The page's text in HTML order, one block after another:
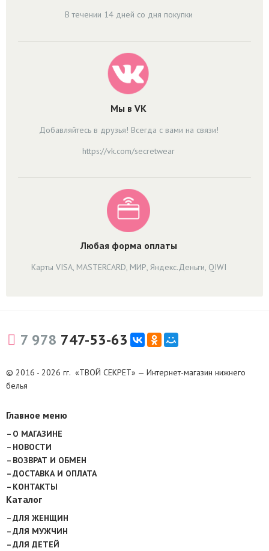
В течении 14 дней со дня покупки
Мы в VK
Добавляйтесь в друзья! Всегда с вами на связи!
https://vk.com/secretwear
Любая форма оплаты
Карты VISA, MASTERCARD, МИР, Яндекс.Деньги, QIWI
7 978 747-53-63
© 2016 - 2026 гг. «ТВОЙ СЕКРЕТ» — Интернет-магазин нижнего
белья
Главное меню
О МАГАЗИНЕ
НОВОСТИ
ВОЗВРАТ И ОБМЕН
ДОСТАВКА И ОПЛАТА
КОНТАКТЫ
Каталог
ДЛЯ ЖЕНЩИН
ДЛЯ МУЖЧИН
ДЛЯ ДЕТЕЙ